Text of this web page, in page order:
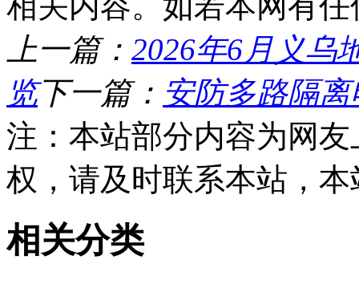
上一篇： 2026年6月义乌
览下一篇： 安防多路隔
注：本站部分内容为网
权，请及时联系本站，
相关分类